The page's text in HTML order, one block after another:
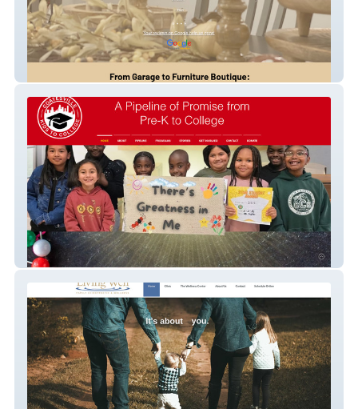
King's Home Furnishings
Coatesville Kids To College